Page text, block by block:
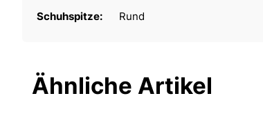
Schuhspitze:
Rund
Ähnliche Artikel